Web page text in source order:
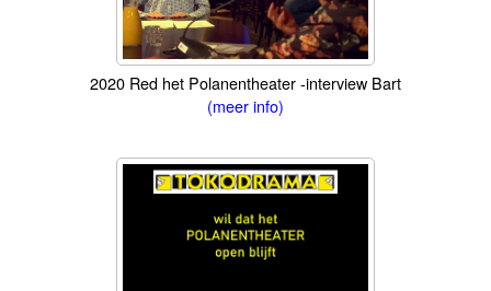
2020 Red het Polanentheater -interview Bart
(meer info)